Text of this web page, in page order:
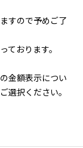
すので予めご了
ております。
金額表示につい
選択ください。